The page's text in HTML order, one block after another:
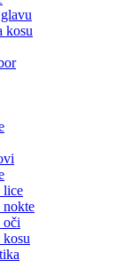
kosu
lice
nokte
oči
kosu